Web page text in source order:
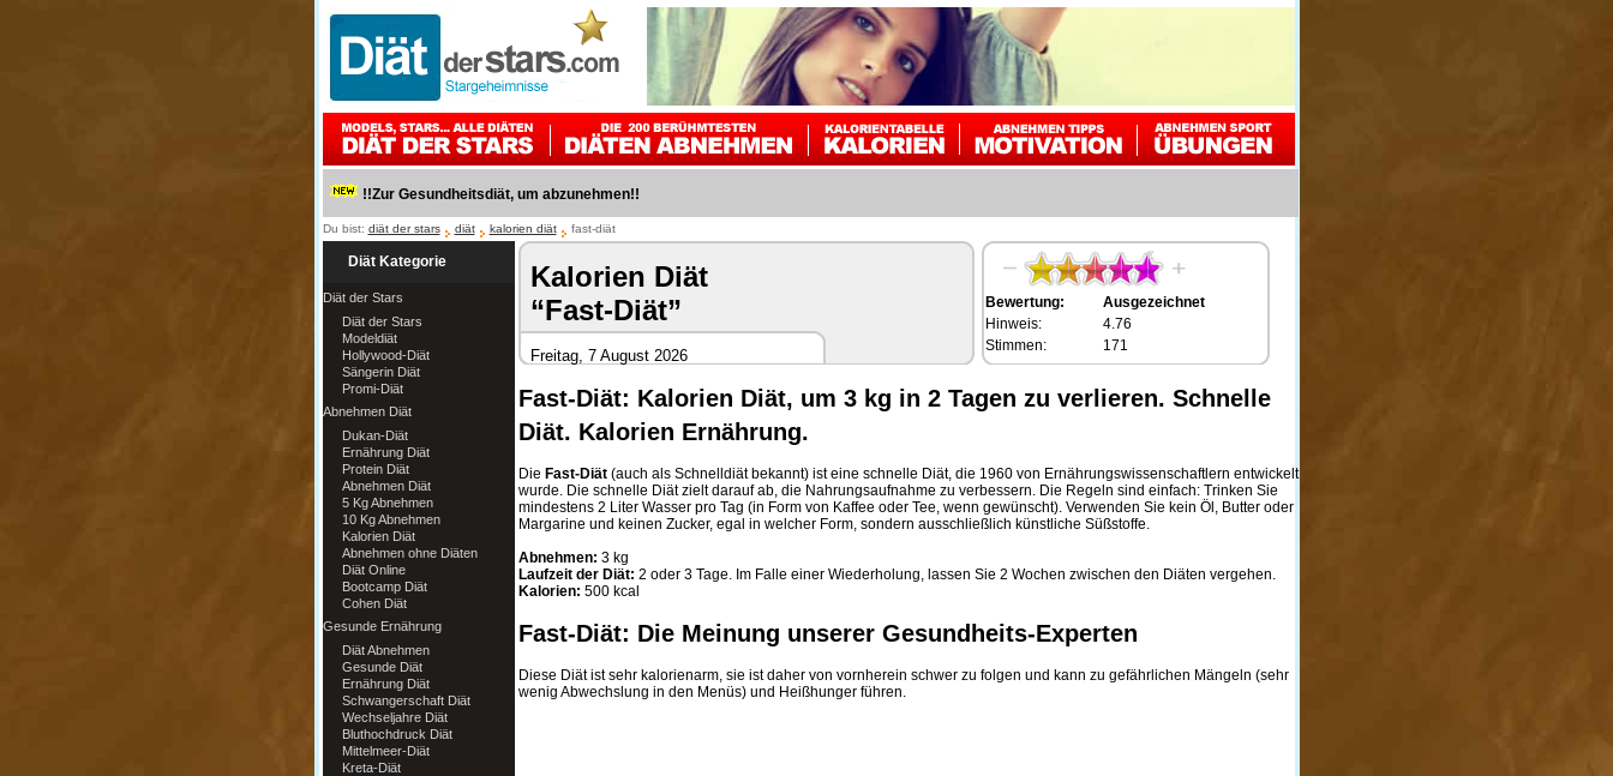
!!Zur Gesundheitsdiät, um abzunehmen!!
Du bist: diät der stars diät kalorien diät fast-diät
Diät Kategorie
Diät der Stars
Diät der Stars
Modeldiät
Hollywood-Diät
Sängerin Diät
Promi-Diät
Abnehmen Diät
Dukan-Diät
Ernährung Diät
Protein Diät
Abnehmen Diät
5 Kg Abnehmen
10 Kg Abnehmen
Kalorien Diät
Abnehmen ohne Diäten
Diät Online
Bootcamp Diät
Cohen Diät
Gesunde Ernährung
Diät Abnehmen
Gesunde Diät
Ernährung Diät
Schwangerschaft Diät
Wechseljahre Diät
Bluthochdruck Diät
Mittelmeer-Diät
Kreta-Diät
Kalorien Diät
“Fast-Diät”
Freitag, 7 August 2026
Bewertung:
Ausgezeichnet
Hinweis:
4.76
Stimmen:
171
Fast-Diät: Kalorien Diät, um 3 kg in 2 Tagen zu verlieren. Schnelle
Diät. Kalorien Ernährung.
Die Fast-Diät (auch als Schnelldiät bekannt) ist eine schnelle Diät, die 1960 von Ernährungswissenschaftlern entwickelt
wurde. Die schnelle Diät zielt darauf ab, die Nahrungsaufnahme zu verbessern. Die Regeln sind einfach: Trinken Sie
mindestens 2 Liter Wasser pro Tag (in Form von Kaffee oder Tee, wenn gewünscht). Verwenden Sie kein Öl, Butter oder
Margarine und keinen Zucker, egal in welcher Form, sondern ausschließlich künstliche Süßstoffe.
Abnehmen: 3 kg
Laufzeit der Diät: 2 oder 3 Tage. Im Falle einer Wiederholung, lassen Sie 2 Wochen zwischen den Diäten vergehen.
Kalorien: 500 kcal
Fast-Diät: Die Meinung unserer Gesundheits-Experten
Diese Diät ist sehr kalorienarm, sie ist daher von vornherein schwer zu folgen und kann zu gefährlichen Mängeln (sehr
wenig Abwechslung in den Menüs) und Heißhunger führen.